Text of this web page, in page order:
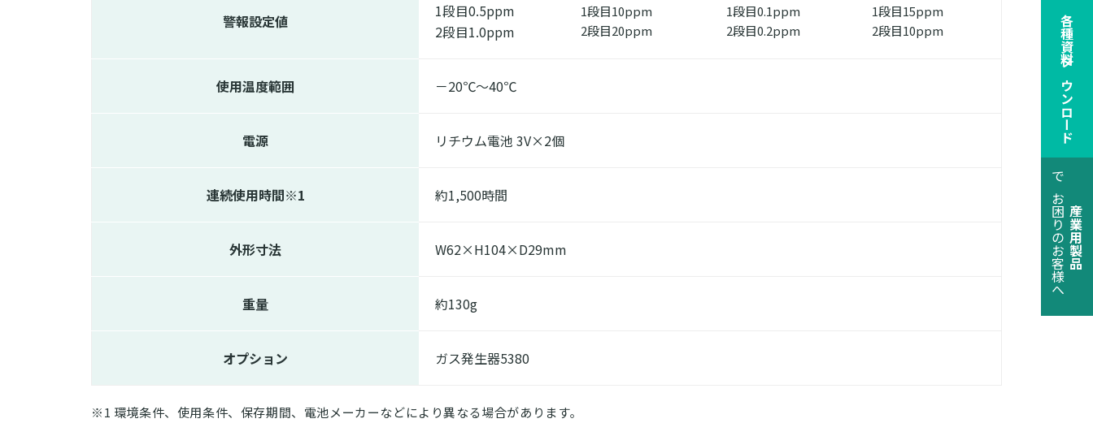
警報設定値
1段目0.5ppm
2段目1.0ppm
1段目10ppm
2段目20ppm
1段目0.1ppm
2段目0.2ppm
1段目15ppm
2段目10ppm
使用温度範囲 －20℃～40℃
電源 リチウム電池 3V×2個
連続使用時間※1 約1,500時間
外形寸法 W62×H104×D29mm
重量 約130g
オプション ガス発生器5380
※1 環境条件、使用条件、保存期間、電池メーカーなどにより異なる場合があります｡
各種資料ダウンロード
産業用製品
でお困りのお客様へ